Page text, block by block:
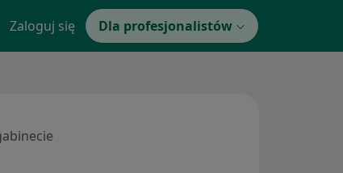
Zaloguj się Dla profesjonalistów